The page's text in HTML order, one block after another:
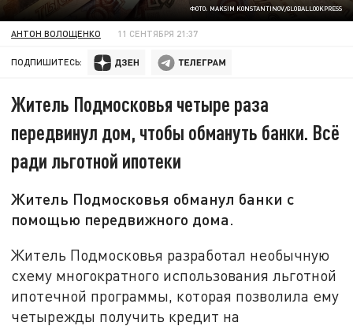
ФОТО: MAKSIM KONSTANTINOV/GLOBALLOOKPRESS
АНТОН ВОЛОЩЕНКО 11 СЕНТЯБРЯ 21:37
ПОДПИШИТЕСЬ:
Житель Подмосковья четыре раза
передвинул дом, чтобы обмануть банки. Всё
ради льготной ипотеки
Житель Подмосковья обманул банки с
помощью передвижного дома.
Житель Подмосковья разработал необычную
схему многократного использования льготной
ипотечной программы, которая позволила ему
четырежды получить кредит на